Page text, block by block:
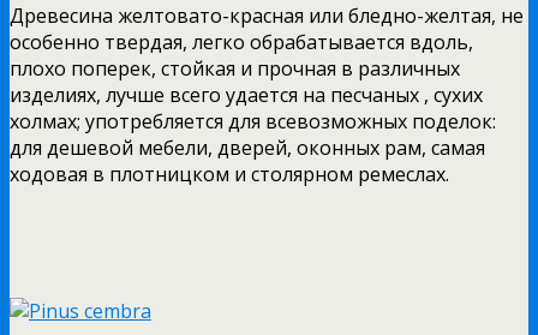
Древесина желтовато-красная или бледно-желтая, не
особенно твердая, легко обрабатывается вдоль,
плохо поперек, стойкая и прочная в различных
изделиях, лучше всего удается на песчаных , сухих
холмах; употребляется для всевозможных поделок:
для дешевой мебели, дверей, оконных рам, самая
ходовая в плотницком и столярном ремеслах.